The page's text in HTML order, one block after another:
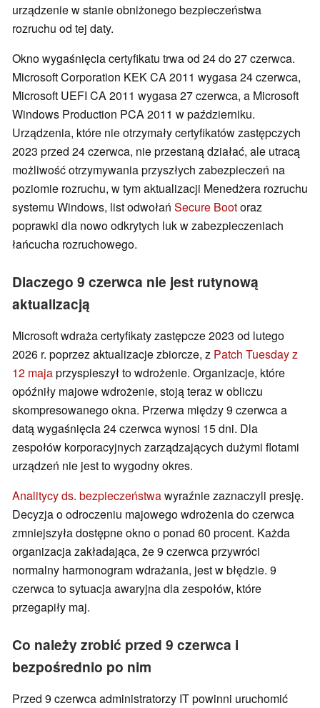
urządzenie w stanie obniżonego bezpieczeństwa
rozruchu od tej daty.
Okno wygaśnięcia certyfikatu trwa od 24 do 27 czerwca.
Microsoft Corporation KEK CA 2011 wygasa 24 czerwca,
Microsoft UEFI CA 2011 wygasa 27 czerwca, a Microsoft
Windows Production PCA 2011 w październiku.
Urządzenia, które nie otrzymały certyfikatów zastępczych
2023 przed 24 czerwca, nie przestaną działać, ale utracą
możliwość otrzymywania przyszłych zabezpieczeń na
poziomie rozruchu, w tym aktualizacji Menedżera rozruchu
systemu Windows, list odwołań Secure Bootoraz
poprawki dla nowo odkrytych luk w zabezpieczeniach
łańcucha rozruchowego.
Dlaczego 9 czerwca nie jest rutynową
aktualizacją
Microsoft wdraża certyfikaty zastępcze 2023 od lutego
2026 r. poprzez aktualizacje zbiorcze, z Patch Tuesday z
12 majaprzyspieszył to wdrożenie. Organizacje, które
opóźniły majowe wdrożenie, stoją teraz w obliczu
skompresowanego okna. Przerwa między 9 czerwca a
datą wygaśnięcia 24 czerwca wynosi 15 dni. Dla
zespołów korporacyjnych zarządzających dużymi flotami
urządzeń nie jest to wygodny okres.
Analitycy ds. bezpieczeństwawyraźnie zaznaczyli presję.
Decyzja o odroczeniu majowego wdrożenia do czerwca
zmniejszyła dostępne okno o ponad 60 procent. Każda
organizacja zakładająca, że 9 czerwca przywróci
normalny harmonogram wdrażania, jest w błędzie. 9
czerwca to sytuacja awaryjna dla zespołów, które
przegapiły maj.
Co należy zrobić przed 9 czerwca i
bezpośrednio po nim
Przed 9 czerwca administratorzy IT powinni uruchomić